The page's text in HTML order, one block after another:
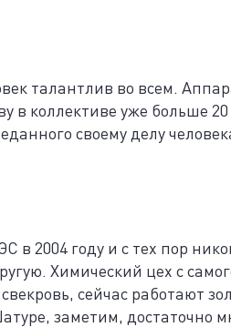
талантлив во всем.
в коллективе уже больше
своему делу
в 2004 году и с тех пор
Химический цех с
сейчас работают
заметим, достаточно